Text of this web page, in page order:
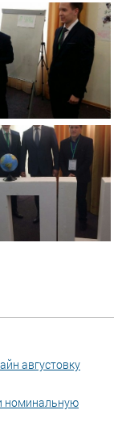
августовку
номинальную